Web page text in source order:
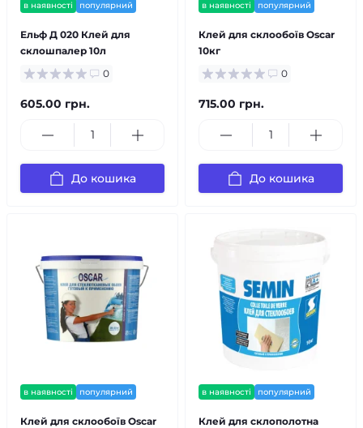
в наявності популярний
Ельф Д 020 Клей для
склошпалер 10л
0
605.00 грн.
До кошика
в наявності популярний
Клей для склообоїв Oscar
10кг
0
715.00 грн.
До кошика
в наявності популярний
Клей для склообоїв Oscar
в наявності популярний
Клей для склополотна